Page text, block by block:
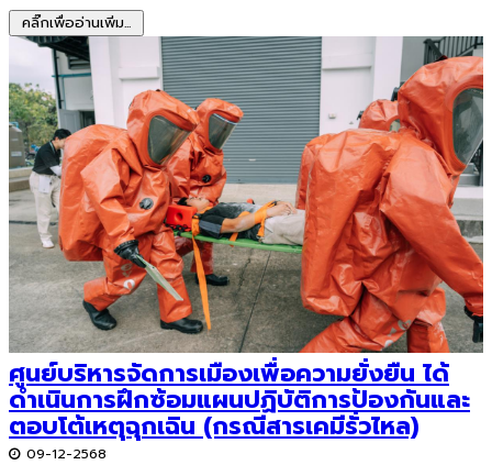
คลิ๊กเพื่ออ่านเพิ่ม...
ศูนย์บริหารจัดการเมืองเพื่อความยั่งยืน ได้
ดำเนินการฝึกซ้อมแผนปฏิบัติการป้องกันและ
ตอบโต้เหตุฉุกเฉิน (กรณีสารเคมีรั่วไหล)
09-12-2568